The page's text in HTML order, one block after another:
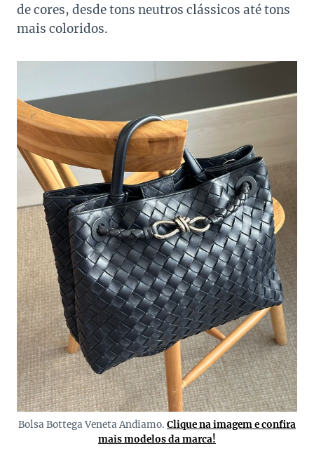
de cores, desde tons neutros clássicos até tons
mais coloridos.
Bolsa Bottega Veneta Andiamo. Clique na imagem e confira
mais modelos da marca!